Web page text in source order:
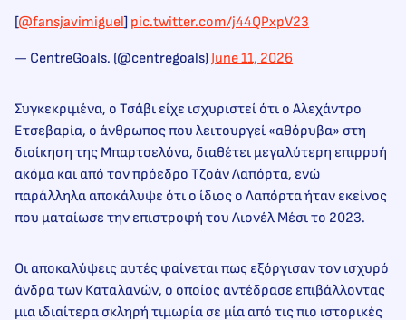
[@fansjavimiguel] pic.twitter.com/j44QPxpV23
— CentreGoals. (@centregoals)June 11, 2026
Συγκεκριμένα, ο Τσάβι είχε ισχυριστεί ότι ο Αλεχάντρο
Ετσεβαρία, ο άνθρωπος που λειτουργεί «αθόρυβα» στη
διοίκηση της Μπαρτσελόνα, διαθέτει μεγαλύτερη επιρροή
ακόμα και από τον πρόεδρο Τζοάν Λαπόρτα, ενώ
παράλληλα αποκάλυψε ότι ο ίδιος ο Λαπόρτα ήταν εκείνος
που ματαίωσε την επιστροφή του Λιονέλ Μέσι το 2023.
Οι αποκαλύψεις αυτές φαίνεται πως εξόργισαν τον ισχυρό
άνδρα των Καταλανών, ο οποίος αντέδρασε επιβάλλοντας
μια ιδιαίτερα σκληρή τιμωρία σε μία από τις πιο ιστορικές